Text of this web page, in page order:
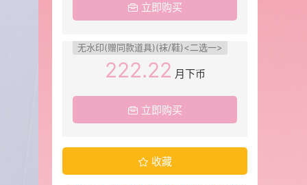
立即购买
无水印(赠同款道具)(袜/鞋)<二选一>
222.22 月下币
立即购买
收藏